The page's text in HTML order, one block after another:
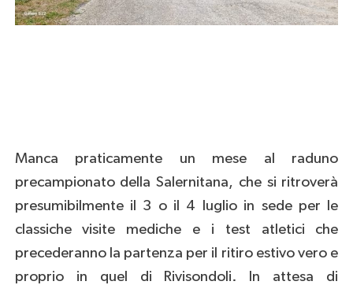
Manca praticamente un mese al raduno
precampionato della Salernitana, che si ritroverà
presumibilmente il 3 o il 4 luglio in sede per le
classiche visite mediche e i test atletici che
precederanno la partenza per il ritiro estivo vero e
proprio in quel di Rivisondoli. In attesa di